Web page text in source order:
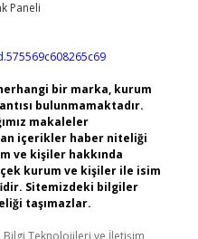
bir marka, kurum
bulunmamaktadır.
makaleler
içerikler haber niteliği
ve kişiler hakkında
kurum ve kişiler ile isim
Sitemizdeki bilgiler
taşımazlar.
Bilgi Teknolojileri ve İletişim